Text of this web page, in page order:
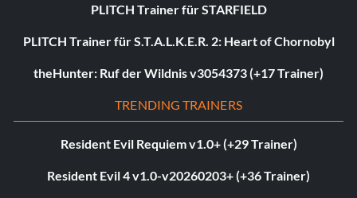
PLITCH Trainer für STARFIELD
PLITCH Trainer für S.T.A.L.K.E.R. 2: Heart of Chornobyl
theHunter: Ruf der Wildnis v3054373 (+17 Trainer)
TRENDING TRAINERS
Resident Evil Requiem v1.0+ (+29 Trainer)
Resident Evil 4 v1.0-v20260203+ (+36 Trainer)